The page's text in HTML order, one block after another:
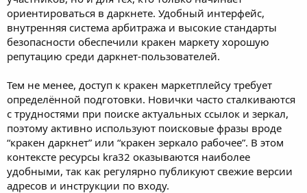
ориентироваться в даркнете. Удобный интерфейс,
внутренняя система арбитража и высокие стандарты
безопасности обеспечили кракен маркету хорошую
репутацию среди даркнет-пользователей.
Тем не менее, доступ к кракен маркетплейсу требует
определённой подготовки. Новички часто сталкиваются
с трудностями при поиске актуальных ссылок и зеркал,
поэтому активно используют поисковые фразы вроде
“кракен даркнет” или “кракен зеркало рабочее”. В этом
контексте ресурсы kra32 оказываются наиболее
удобными, так как регулярно публикуют свежие версии
адресов и инструкции по входу.